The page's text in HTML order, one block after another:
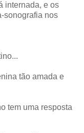
internada, e os
sonografia nos
tão amada e
tem uma resposta